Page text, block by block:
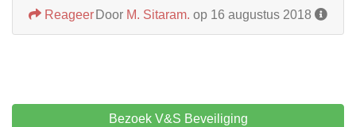
Door M. Sitaram. op 16 augustus 2018
Reageer
Bezoek V&S Beveiliging